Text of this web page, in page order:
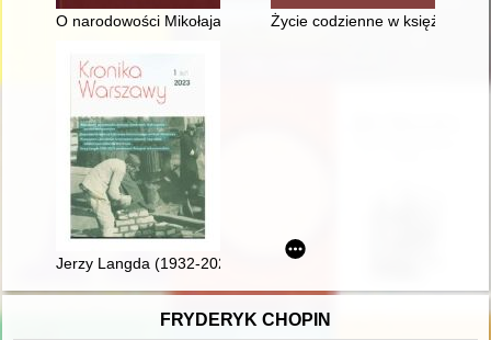
O narodowości Mikołaja Kopernika w pierwszej połowie XIX
Życie codzienne w
Jerzy Langda (1932-2022) warszawski fotograf dokumentalista
FRYDERYK CHOPIN